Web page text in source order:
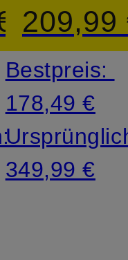
209,99
Bestpreis:
178,49 €
349,99 €